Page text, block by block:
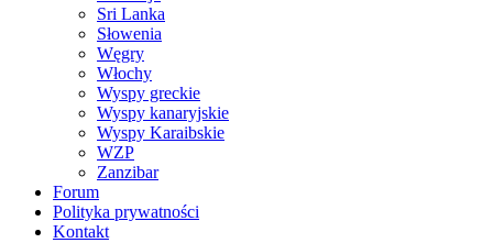
Sri Lanka
Słowenia
Węgry
Włochy
Wyspy greckie
Wyspy kanaryjskie
Wyspy Karaibskie
WZP
Zanzibar
Forum
Polityka prywatności
Kontakt